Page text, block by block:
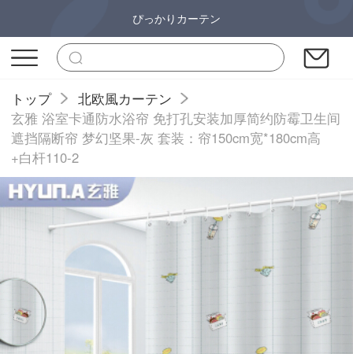
ぴっかりカーテン
トップ
北欧風カーテン
玄雅 浴室卡通防水浴帘 免打孔安装加厚简约防霉卫生间
遮挡隔断帘 梦幻坚果-灰 套装：帘150cm宽*180cm高
+白杆110-2